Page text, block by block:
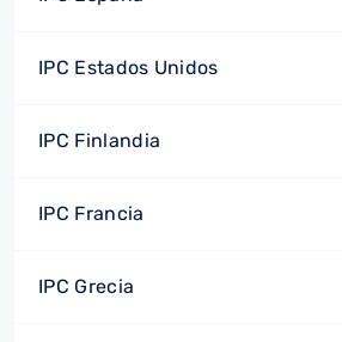
IPC Estados Unidos
IPC Finlandia
IPC Francia
IPC Grecia